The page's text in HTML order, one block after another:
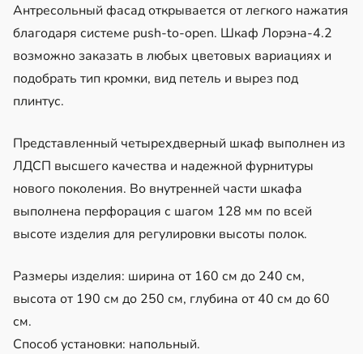
Антресольный фасад открывается от легкого нажатия
благодаря системе push-to-open. Шкаф Лорэна-4.2
возможно заказать в любых цветовых вариациях и
подобрать тип кромки, вид петель и вырез под
плинтус.
Представленный четырехдверный шкаф выполнен из
ЛДСП высшего качества и надежной фурнитуры
нового поколения. Во внутренней части шкафа
выполнена перфорация с шагом 128 мм по всей
высоте изделия для регулировки высоты полок.
Размеры изделия: ширина от 160 см до 240 см,
высота от 190 см до 250 см, глубина от 40 см до 60
см.
Способ установки: напольный.